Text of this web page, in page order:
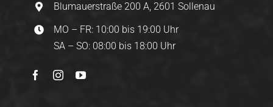
Blumauerstraße 200 A, 2601 Sollenau
MO – FR: 10:00 bis 19:00 Uhr
SA – SO: 08:00 bis 18:00 Uhr